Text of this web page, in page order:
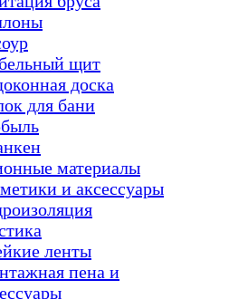
щит
доска
для бани
материалы
и аксессуары
ленты
пена и